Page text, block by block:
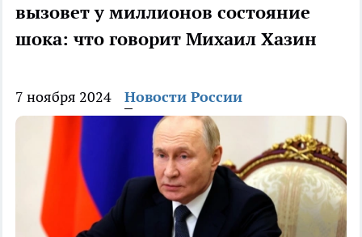
вызовет у миллионов состояние
шока: что говорит Михаил Хазин
7 ноября 2024 Новости России